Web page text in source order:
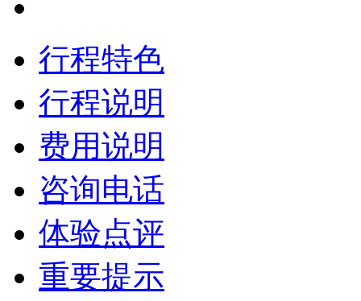
行程特色
行程说明
费用说明
咨询电话
体验点评
重要提示